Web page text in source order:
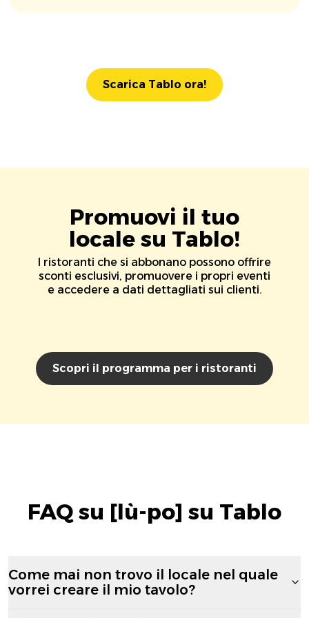
Scarica Tablo ora!
Promuovi il tuo
locale su Tablo!
I ristoranti che si abbonano possono offrire
sconti esclusivi, promuovere i propri eventi
e accedere a dati dettagliati sui clienti.
Scopri il programma per i ristoranti
FAQ su [lù-po] su Tablo
Come mai non trovo il locale nel quale
vorrei creare il mio tavolo?